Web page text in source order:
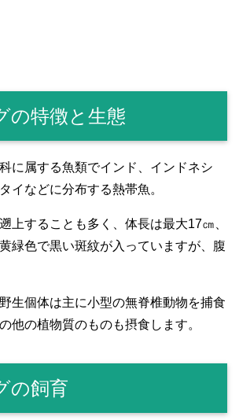
の特徴と生態
に属する魚類でインド、インドネシ
イなどに分布する熱帯魚。
上することも多く、体長は最大17㎝、
緑色で黒い斑紋が入っていますが、腹
生個体は主に小型の無脊椎動物を捕食
他の植物質のものも摂食します。
の飼育